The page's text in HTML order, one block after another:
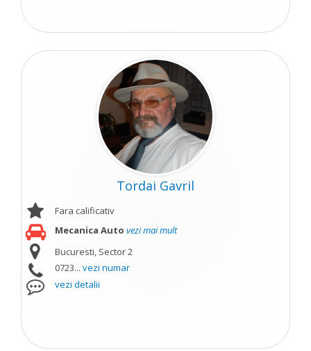
Tordai Gavril
Fara calificativ
Mecanica Auto vezi mai mult
Bucuresti, Sector 2
0723... vezi numar
vezi detalii